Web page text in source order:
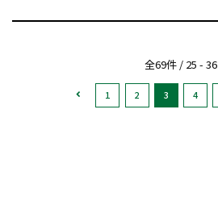
全69件 / 25 - 36
1 2 3 4